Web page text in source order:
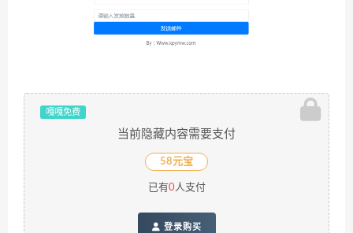
嘎嘎免费
当前隐藏内容需要支付
58元宝
已有0人支付
登录购买